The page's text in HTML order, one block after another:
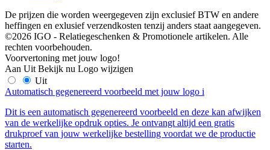
De prijzen die worden weergegeven zijn exclusief BTW en andere
heffingen en exlusief verzendkosten tenzij anders staat aangegeven.
©2026 IGO - Relatiegeschenken & Promotionele artikelen. Alle
rechten voorbehouden.
Voorvertoning met jouw logo!
Aan Uit Bekijk nu Logo wijzigen
Uit
Automatisch gegenereerd voorbeeld met jouw logo i
Dit is een automatisch gegenereerd voorbeeld en deze kan afwijken
van de werkelijke opdruk opties. Je ontvangt altijd een gratis
drukproef van jouw werkelijke bestelling voordat we de productie
starten.